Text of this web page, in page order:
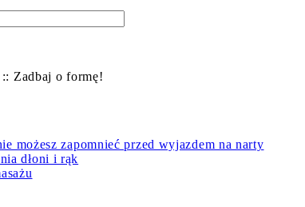
Zadbaj o formę!
możesz zapomnieć przed wyjazdem na narty
dłoni i rąk